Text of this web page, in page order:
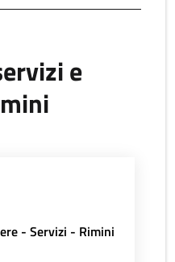
e
- Servizi - Rimini